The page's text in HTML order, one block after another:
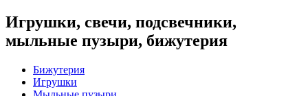
Игрушки, свечи, подсвечники,
мыльные пузыри, бижутерия
Бижутерия
Игрушки